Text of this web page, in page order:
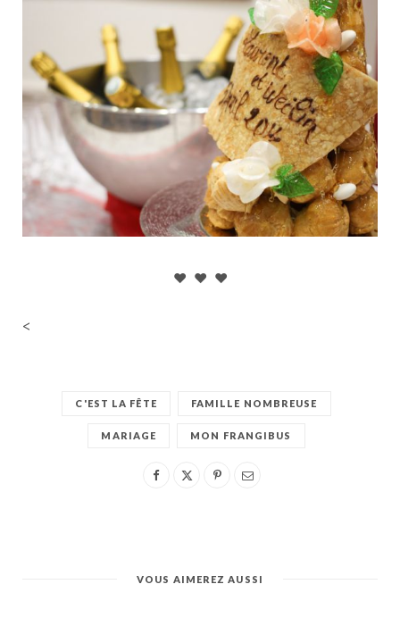
♥ ♥ ♥
<
C'EST LA FÊTE FAMILLE NOMBREUSE
MARIAGE MON FRANGIBUS
VOUS AIMEREZ AUSSI